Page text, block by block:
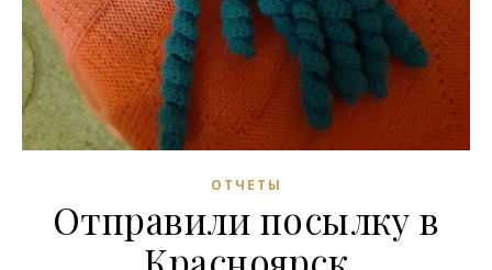
ОТЧЕТЫ
Отправили посылку в